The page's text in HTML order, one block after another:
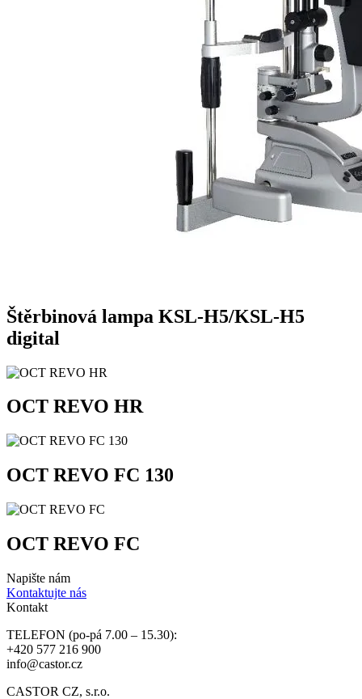
Štěrbinová lampa KSL-H5/KSL-H5
digital
OCT REVO HR
OCT REVO FC 130
OCT REVO FC
Napište nám
Kontaktujte nás
Kontakt
TELEFON (po-pá 7.00 – 15.30):
+420 577 216 900
info@castor.cz
CASTOR CZ, s.r.o.